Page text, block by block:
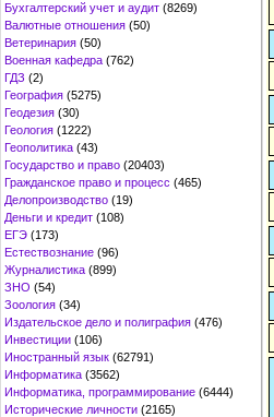
Бухгалтерский учет и аудит (8269)
Валютные отношения (50)
Ветеринария (50)
Военная кафедра (762)
ГДЗ (2)
География (5275)
Геодезия (30)
Геология (1222)
Геополитика (43)
Государство и право (20403)
Гражданское право и процесс (465)
Делопроизводство (19)
Деньги и кредит (108)
ЕГЭ (173)
Естествознание (96)
Журналистика (899)
ЗНО (54)
Зоология (34)
Издательское дело и полиграфия (476)
Инвестиции (106)
Иностранный язык (62791)
Информатика (3562)
Информатика, программирование (6444)
Исторические личности (2165)